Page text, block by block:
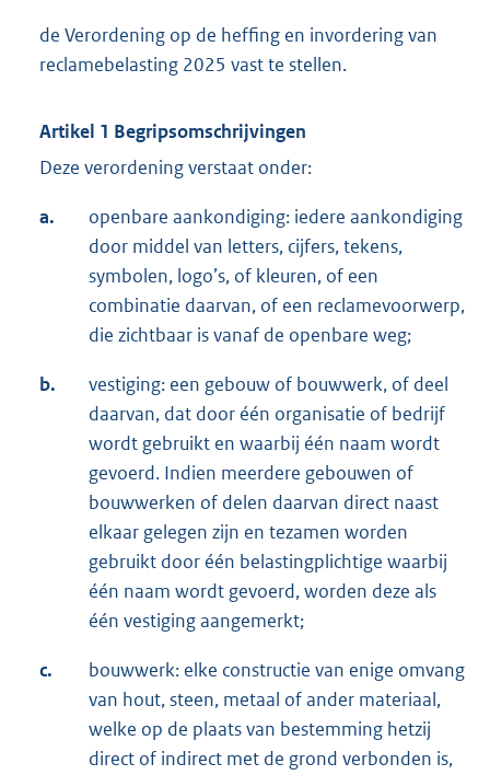
de Verordening op de heffing en invordering van
reclamebelasting 2025 vast te stellen.
Artikel 1 Begripsomschrijvingen
Deze verordening verstaat onder:
a.
openbare aankondiging: iedere aankondiging
door middel van letters, cijfers, tekens,
symbolen, logo’s, of kleuren, of een
combinatie daarvan, of een reclamevoorwerp,
die zichtbaar is vanaf de openbare weg;
b.
vestiging: een gebouw of bouwwerk, of deel
daarvan, dat door één organisatie of bedrijf
wordt gebruikt en waarbij één naam wordt
gevoerd. Indien meerdere gebouwen of
bouwwerken of delen daarvan direct naast
elkaar gelegen zijn en tezamen worden
gebruikt door één belastingplichtige waarbij
één naam wordt gevoerd, worden deze als
één vestiging aangemerkt;
c.
bouwwerk: elke constructie van enige omvang
van hout, steen, metaal of ander materiaal,
welke op de plaats van bestemming hetzij
direct of indirect met de grond verbonden is,